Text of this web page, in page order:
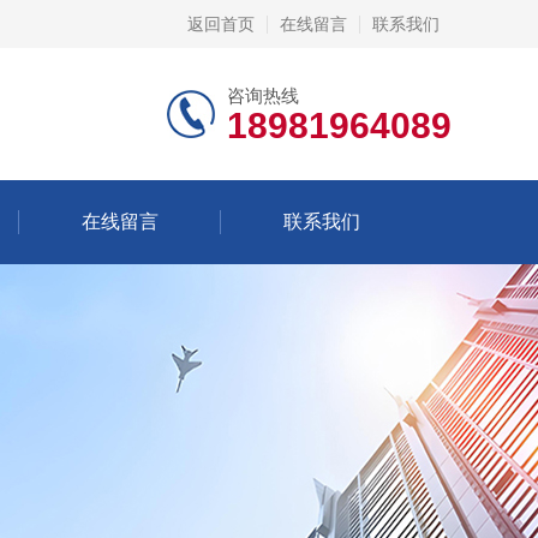
返回首页 在线留言 联系我们
咨询热线
18981964089
在线留言 联系我们